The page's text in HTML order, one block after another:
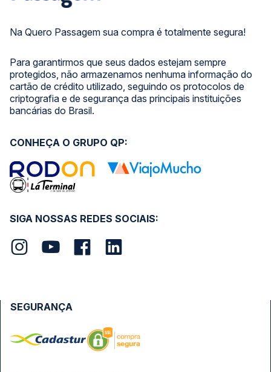
Na Quero Passagem sua compra é totalmente segura!
Para garantirmos que seus dados estejam sempre
protegidos, não armazenamos nenhuma informação do
cartão de crédito utilizado, seguindo os protocolos de
criptografia e de segurança das principais instituições
bancárias do Brasil.
SIGA NOSSAS REDES SOCIAIS:
CONHEÇA O GRUPO QP:
SEGURANÇA